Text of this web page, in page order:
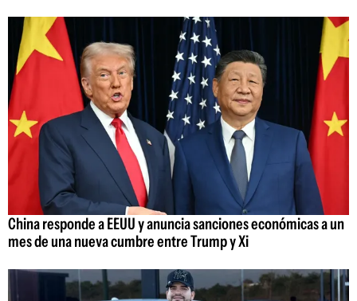
China responde a EEUU y anuncia sanciones económicas a un
mes de una nueva cumbre entre Trump y Xi